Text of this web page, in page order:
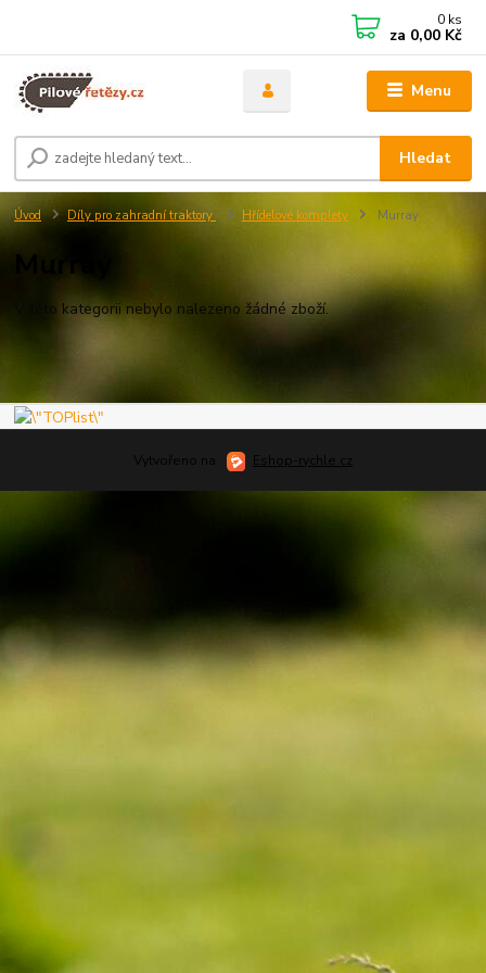
Menu
Hledat
0 ks
za 0,00 Kč
Úvod Díly pro zahradní traktory Hřídelové komplety Murray
Murray
V této kategorii nebylo nalezeno žádné zboží.
Vytvořeno na Eshop-rychle.cz